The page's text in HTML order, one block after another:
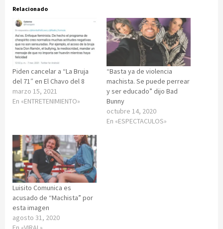
Relacionado
Piden cancelar a “La Bruja
del 71″ en El Chavo del 8
marzo 15, 2021
En «ENTRETENIMIENTO»
“Basta ya de violencia
machista. Se puede perrear
y ser educado” dijo Bad
Bunny
octubre 14, 2020
En «ESPECTACULOS»
Luisito Comunica es
acusado de “Machista” por
esta imagen
agosto 31, 2020